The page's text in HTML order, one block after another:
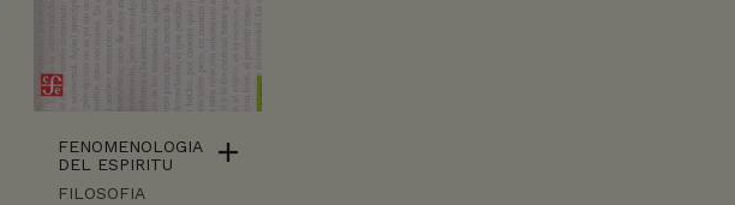
FENOMENOLOGIA
DEL ESPIRITU
FILOSOFIA